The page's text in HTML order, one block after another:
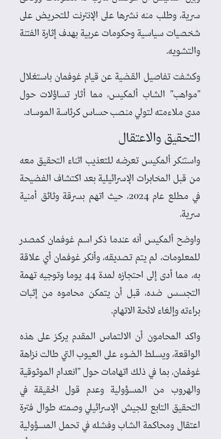
سرية، وطلب منه نشرها على الإنترنت للتحريض على
شخصيات سياسية وحكومات عربية بهدف إثارة الفتنة
والتشويه.
وكشفت تفاصيل القضية عن قيام غوفمان باستغلال
"مواهب" الشاب ألمكيس، مما أثار تساؤلات حول
مدى ملاءمته لتولي منصب حساس كرئاسة الموساد.
التحقيق والاعتقال
واستنكر ألمكيس تعرضه للتعذيب اثناء التحقيق معه
من قبل المخابرات الإسرائيلية بعد اكتشاف الفضيحة
في مطلع عام 2024، حيث اتهم بسرقة وثائق أمنية
سرية.
واوضح ألمكيس أنه عندما ذكر اسم غوفمان كمصدر
للمعلومات، لم يتم تصديقه، وأنكر غوفمان أي علاقة
به، مما أدى إلى احتجازه لمدة 44 يوما وتوجيه تهمة
التجسس ضده، قبل أن يتمكن محاموه من إثبات
براءته وإلغاء لائحة الاتهام.
واكد المحامون أن الالتماس المقدم يركز على هذه
الواقعة، ويسلط الضوء على العيوب التي طالت نزاهة
غوفمان، بما في ذلك اتهامات حول "انعدام الموثوقية
والهروب من المسؤولية وعدم قول الحقيقة في
التحقيق التابع للجيش الإسرائيلي وصمته طوال فترة
اعتقال ومحاكمة الشاب وفشله في تحمل المسؤولية